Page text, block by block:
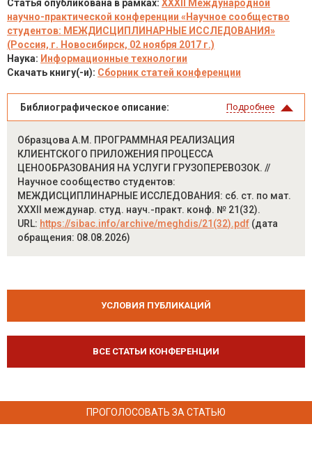
Статья опубликована в рамках: XXXII Международной
научно-практической конференции «Научное сообщество
студентов: МЕЖДИСЦИПЛИНАРНЫЕ ИССЛЕДОВАНИЯ»
(Россия, г. Новосибирск, 02 ноября 2017 г.)
Наука: Информационные технологии
Скачать книгу(-и): Сборник статей конференции
Библиографическое описание: Подробнее
Образцова А.М. ПРОГРАММНАЯ РЕАЛИЗАЦИЯ
КЛИЕНТСКОГО ПРИЛОЖЕНИЯ ПРОЦЕССА
ЦЕНООБРАЗОВАНИЯ НА УСЛУГИ ГРУЗОПЕРЕВОЗОК. //
Научное сообщество студентов:
МЕЖДИСЦИПЛИНАРНЫЕ ИССЛЕДОВАНИЯ: сб. ст. по мат.
XXXII междунар. студ. науч.-практ. конф. № 21(32).
URL: https://sibac.info/archive/meghdis/21(32).pdf (дата
обращения: 08.08.2026)
УСЛОВИЯ ПУБЛИКАЦИЙ
ВСЕ СТАТЬИ КОНФЕРЕНЦИИ
ПРОГОЛОСОВАТЬ ЗА СТАТЬЮ